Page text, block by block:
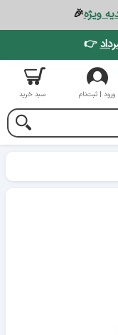
ویژه🎉
👉
ورود | ثبت‌نام سبد خرید